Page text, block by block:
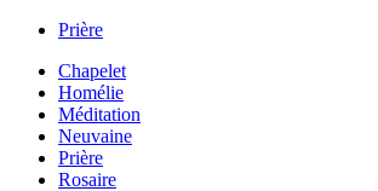
Prière
Chapelet
Homélie
Méditation
Neuvaine
Prière
Rosaire